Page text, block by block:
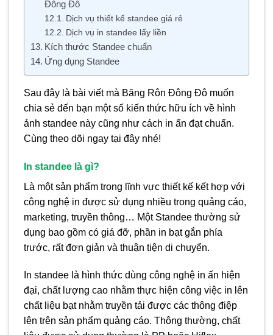
Đông Đô
Dịch vụ thiết kế standee giá rẻ
Dịch vụ in standee lấy liền
Kích thước Standee chuẩn
Ứng dụng Standee
Sau đây là bài viết mà Băng Rôn Đông Đô muốn
chia sẻ đến bạn một số kiến thức hữu ích về hình
ảnh standee này cũng như cách in ấn đạt chuẩn.
Cùng theo dõi ngay tại đây nhé!
In standee là gì?
Là một sản phẩm trong lĩnh vực thiết kế kết hợp với
công nghệ in được sử dụng nhiều trong quảng cáo,
marketing, truyền thông… Một Standee thường sử
dụng bao gồm có giá đỡ, phần in bạt gắn phía
trước, rất đơn giản và thuận tiện di chuyển.
In standee là hình thức dùng công nghệ in ấn hiện
đại, chất lượng cao nhằm thực hiện công việc in lên
chất liệu bạt nhằm truyền tải được các thông điệp
lên trên sản phẩm quảng cáo. Thông thường, chất